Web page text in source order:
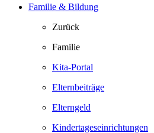
Familie & Bildung
Zurück
Familie
Kita-Portal
Elternbeiträge
Elterngeld
Kindertageseinrichtungen